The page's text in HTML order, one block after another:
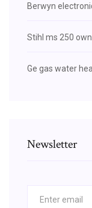
Berwyn
Stihl ms 250
Ge gas water
Newsletter